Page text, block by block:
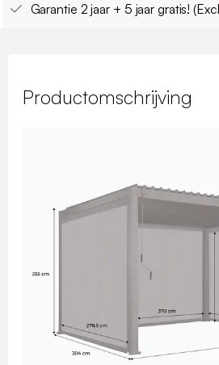
Garantie 2 jaar + 5 jaar gratis!
Productomschrijving